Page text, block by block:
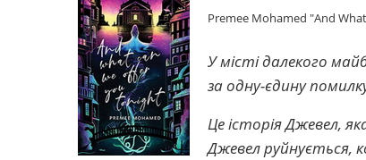
Premee Mohamed "And
У місті далекого
за одну-єдину
Це історія Джевел,
Джевел руйнується,